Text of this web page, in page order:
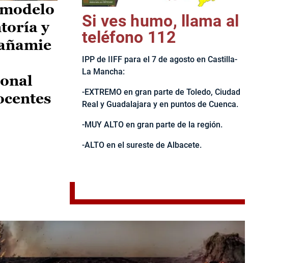
y
Si ves humo, llama al
teléfono 112
IPP de IIFF para el 7 de agosto en Castilla-
La Mancha:
-EXTREMO en gran parte de Toledo, Ciudad
Real y Guadalajara y en puntos de Cuenca.
-MUY ALTO en gran parte de la región.
-ALTO en el sureste de Albacete.